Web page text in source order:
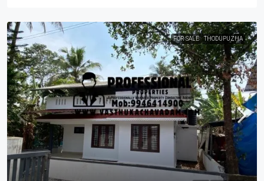
FOR SALE THODUPUZHA